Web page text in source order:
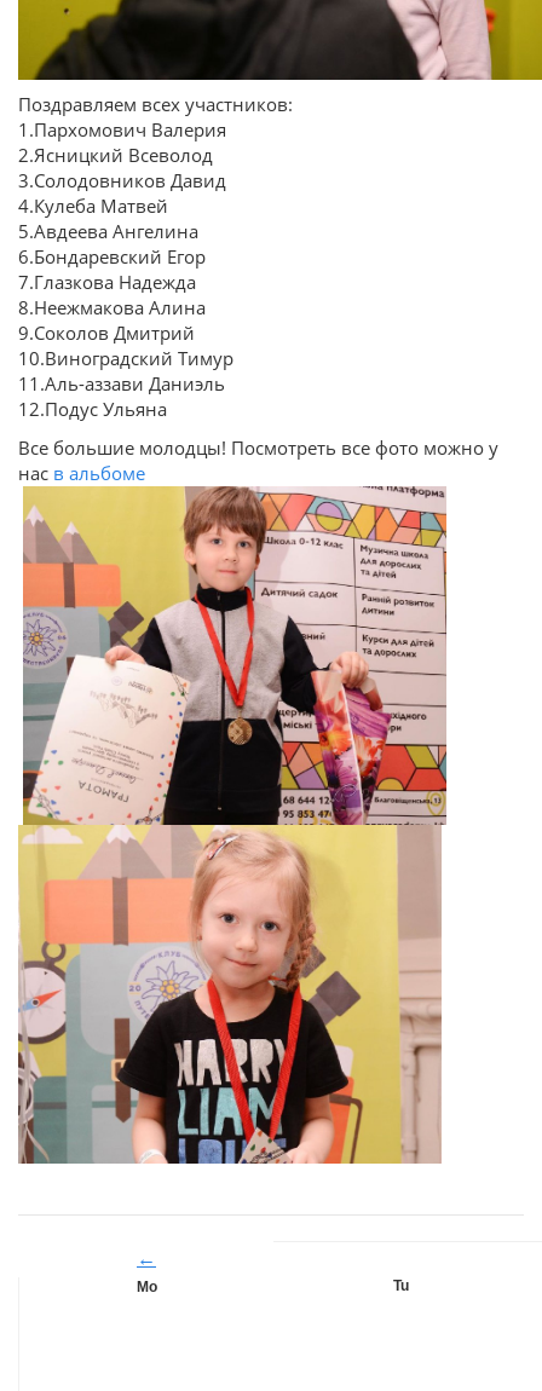
Поздравляем всех участников:
1.Пархомович Валерия
2.Ясницкий Всеволод
3.Солодовников Давид
4.Кулеба Матвей
5.Авдеева Ангелина
6.Бондаревский Егор
7.Глазкова Надежда
8.Неежмакова Алина
9.Соколов Дмитрий
10.Виноградский Тимур
11.Аль-аззави Даниэль
12.Подус Ульяна
Все большие молодцы! Посмотреть все фото можно у
нас в альбоме
←
Mo Tu